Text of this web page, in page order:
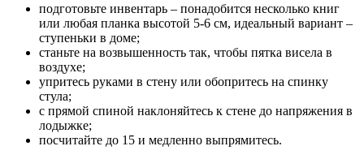
подготовьте инвентарь – понадобится несколько книг
или любая планка высотой 5-6 см, идеальный вариант –
ступеньки в доме;
станьте на возвышенность так, чтобы пятка висела в
воздухе;
упритесь руками в стену или обопритесь на спинку
стула;
с прямой спиной наклоняйтесь к стене до напряжения в
лодыжке;
посчитайте до 15 и медленно выпрямитесь.